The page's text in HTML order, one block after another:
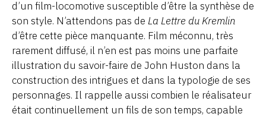
d’un film-locomotive susceptible d’être la synthèse de
son style. N’attendons pas de La Lettre du Kremlin
d’être cette pièce manquante. Film méconnu, très
rarement diffusé, il n’en est pas moins une parfaite
illustration du savoir-faire de John Huston dans la
construction des intrigues et dans la typologie de ses
personnages. Il rappelle aussi combien le réalisateur
était continuellement un fils de son temps, capable